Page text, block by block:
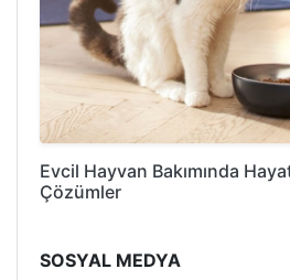
Evcil Hayvan Bakımında
Çözümler
SOSYAL MEDYA